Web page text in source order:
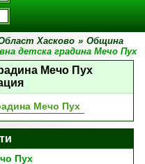
Хасково » Община
детска градина Мечо Пух
Мечо Пух
Мечо Пух
Пух